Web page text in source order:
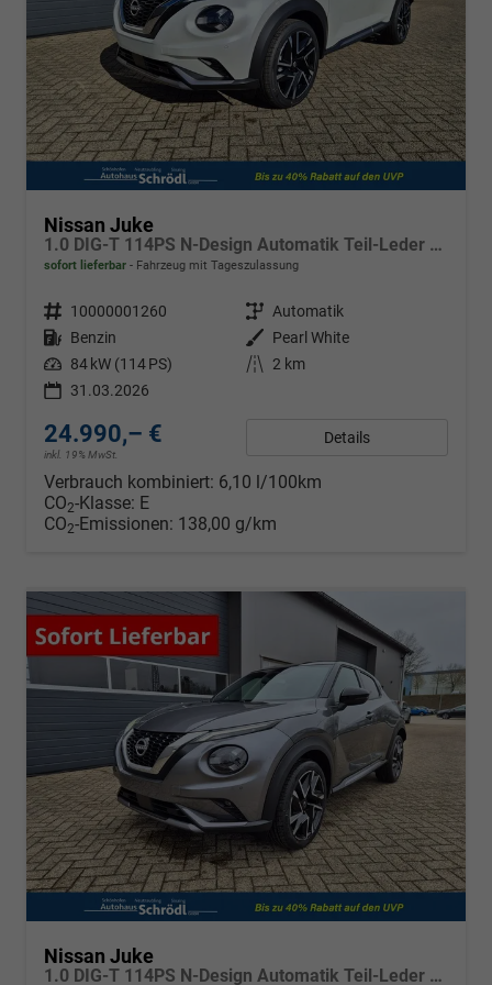
Nissan Juke
1.0 DIG-T 114PS N-Design Automatik Teil-Leder Klimaautomatik Sitzheizung Lenkradheizung PDC v+h Rückf.Kamera Navi 19"LM Bluetooth Touchscreen Apple CarPlay Android Auto
sofort lieferbar Fahrzeug mit Tageszulassung
Fahrzeugnr. 10000001260 Getriebe Automatik
Kraftstoff Benzin Außenfarbe
Pearl White
Leistung 84 kW (114 PS) Kilometerstand
2 km
31.03.2026
24.990,– €
inkl. 19% MwSt.
Details
Verbrauch kombiniert: 6,10 l/100km
CO2-Klasse: E
CO2-Emissionen: 138,00 g/km
Nissan Juke
1.0 DIG-T 114PS N-Design Automatik Teil-Leder Klimaautomatik Sitzheizung Lenkradheizung PDC v+h Rückf.Kamera Navi 19"LM Bluetooth Touchscreen Apple CarPlay Android Auto